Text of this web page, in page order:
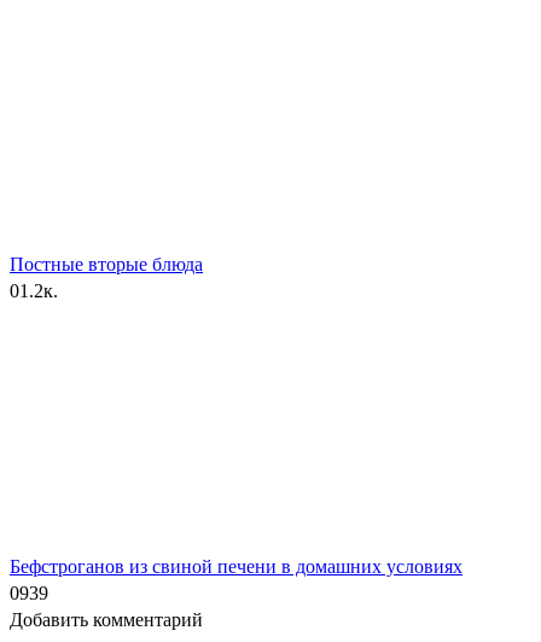
Постные вторые блюда
01.2к.
Бефстроганов из свиной печени в домашних условиях
0939
Добавить комментарий